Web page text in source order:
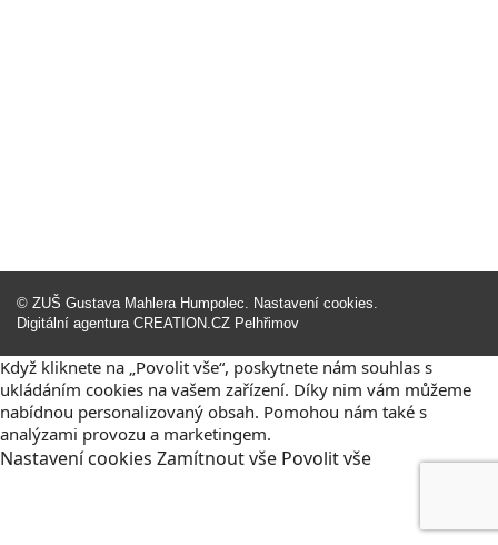
© ZUŠ Gustava Mahlera Humpolec. Nastavení cookies.
Digitální agentura CREATION.CZ Pelhřimov
Když kliknete na „Povolit vše“, poskytnete nám souhlas s
ukládáním cookies na vašem zařízení. Díky nim vám můžeme
nabídnou personalizovaný obsah. Pomohou nám také s
analýzami provozu a marketingem.
Nastavenícookies Zamítnoutvše Povolitvše